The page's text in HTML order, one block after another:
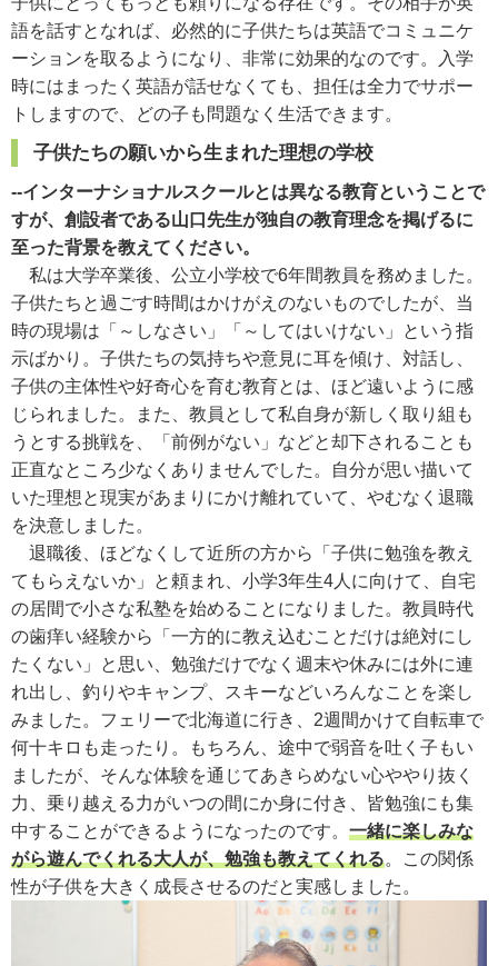
語を話すとなれば、必然的に子供たちは英語でコミュニケ
ーションを取るようになり、非常に効果的なのです。入学
時にはまったく英語が話せなくても、担任は全力でサポー
トしますので、どの子も問題なく生活できます。
子供たちの願いから生まれた理想の学校
--インターナショナルスクールとは異なる教育ということで
すが、創設者である山口先生が独自の教育理念を掲げるに
至った背景を教えてください。
私は大学卒業後、公立小学校で6年間教員を務めました。
子供たちと過ごす時間はかけがえのないものでしたが、当
時の現場は「～しなさい」「～してはいけない」という指
示ばかり。子供たちの気持ちや意見に耳を傾け、対話し、
子供の主体性や好奇心を育む教育とは、ほど遠いように感
じられました。また、教員として私自身が新しく取り組も
うとする挑戦を、「前例がない」などと却下されることも
正直なところ少なくありませんでした。自分が思い描いて
いた理想と現実があまりにかけ離れていて、やむなく退職
を決意しました。
退職後、ほどなくして近所の方から「子供に勉強を教え
てもらえないか」と頼まれ、小学3年生4人に向けて、自宅
の居間で小さな私塾を始めることになりました。教員時代
の歯痒い経験から「一方的に教え込むことだけは絶対にし
たくない」と思い、勉強だけでなく週末や休みには外に連
れ出し、釣りやキャンプ、スキーなどいろんなことを楽し
みました。フェリーで北海道に行き、2週間かけて自転車で
何十キロも走ったり。もちろん、途中で弱音を吐く子もい
ましたが、そんな体験を通じてあきらめない心ややり抜く
力、乗り越える力がいつの間にか身に付き、皆勉強にも集
中することができるようになったのです。 一緒に楽しみな
がら遊んでくれる大人が、勉強も教えてくれる。この関係
性が子供を大きく成長させるのだと実感しました。